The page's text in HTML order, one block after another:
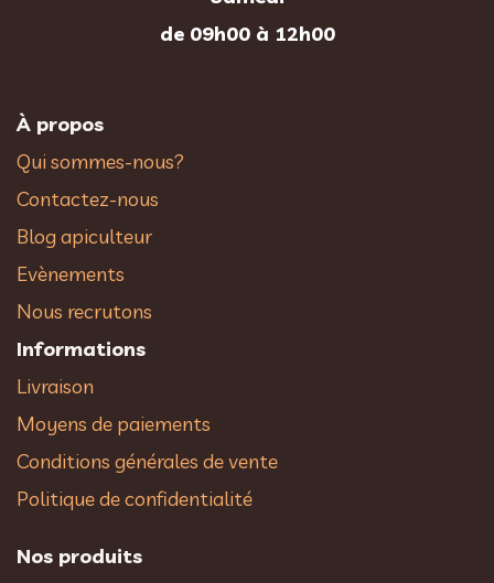
de 09h00 à 12h00
À propos
Qui sommes-nous?
Contactez-nous
Blog apiculteur
Evènements
Nous recrutons
Informations
Livraison
Moyens de paiements
Conditions générales de vente
Politique de confidentialité
Nos produits